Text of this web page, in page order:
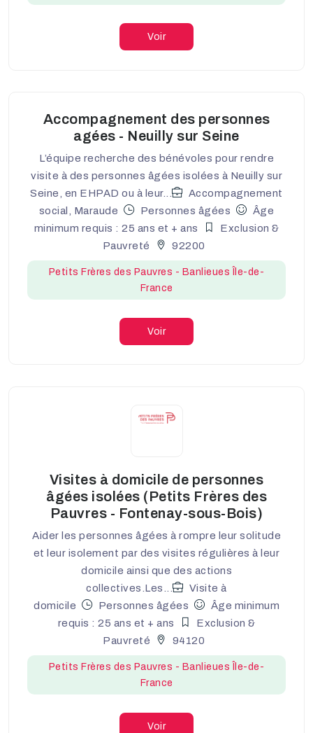
Voir
Accompagnement des personnes
agées - Neuilly sur Seine
L’équipe recherche des bénévoles pour rendre
visite à des personnes âgées isolées à Neuilly sur
Seine, en EHPAD ou à leur...
Accompagnement
social, Maraude
Personnes âgées
Âge
minimum requis : 25 ans et + ans
Exclusion &
Pauvreté
92200
Petits Frères des Pauvres - Banlieues Île-de-
France
Voir
Visites à domicile de personnes
âgées isolées (Petits Frères des
Pauvres - Fontenay-sous-Bois)
Aider les personnes âgées à rompre leur solitude
et leur isolement par des visites régulières à leur
domicile ainsi que des actions
collectives.Les...
Visite à
domicile
Personnes âgées
Âge minimum
requis : 25 ans et + ans
Exclusion &
Pauvreté
94120
Petits Frères des Pauvres - Banlieues Île-de-
France
Voir